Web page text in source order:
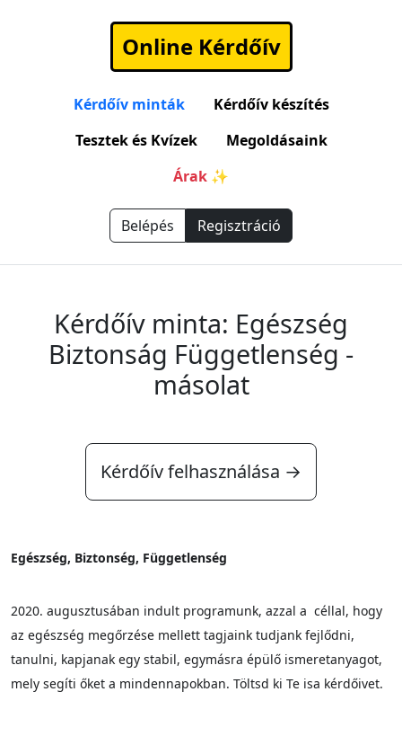
Online Kérdőív
Kérdőív minták
Kérdőív készítés
Tesztek és Kvízek
Megoldásaink
Árak ✨
Belépés Regisztráció
Kérdőív minta: Egészség
Biztonság Függetlenség -
másolat
Kérdőív felhasználása →
Egészség, Biztonség, Függetlenség
2020. augusztusában indult programunk, azzal a céllal, hogy
az egészség megőrzése mellett tagjaink tudjank fejlődni,
tanulni, kapjanak egy stabil, egymásra épülő ismeretanyagot,
mely segíti őket a mindennapokban. Töltsd ki Te isa kérdőivet.